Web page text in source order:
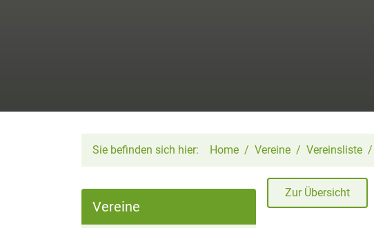
Sie befinden sich hier: Home Vereine Vereinsliste
Vereine
Zur Übersicht